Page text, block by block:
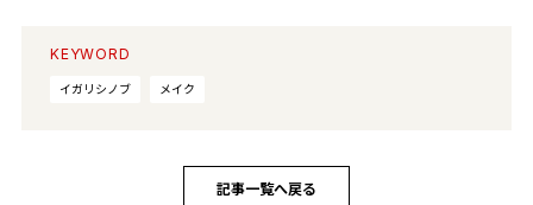
KEYWORD
イガリシノブ
メイク
記事一覧へ戻る